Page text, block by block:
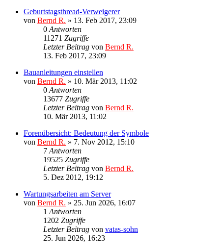
Geburtstagsthread-Verweigerer
von Bernd R. » 13. Feb 2017, 23:09
0 Antworten
11271 Zugriffe
Letzter Beitrag von Bernd R.
13. Feb 2017, 23:09
Bauanleitungen einstellen
von Bernd R. » 10. Mär 2013, 11:02
0 Antworten
13677 Zugriffe
Letzter Beitrag von Bernd R.
10. Mär 2013, 11:02
Forenübersicht: Bedeutung der Symbole
von Bernd R. » 7. Nov 2012, 15:10
7 Antworten
19525 Zugriffe
Letzter Beitrag von Bernd R.
5. Dez 2012, 19:12
Wartungsarbeiten am Server
von Bernd R. » 25. Jun 2026, 16:07
1 Antworten
1202 Zugriffe
Letzter Beitrag von vatas-sohn
25. Jun 2026, 16:23